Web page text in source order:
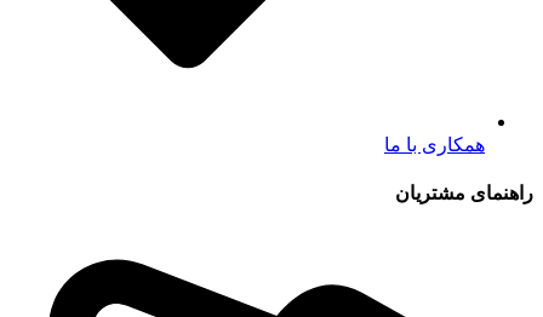
همکاری با ما
راهنمای مشتریان